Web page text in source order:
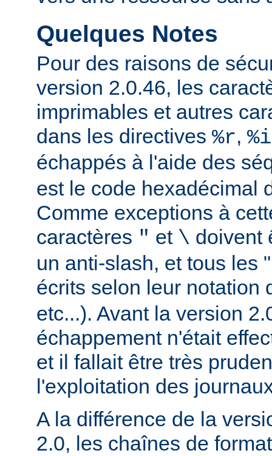
Quelques Notes
Pour des raisons de
version 2.0.46, les
imprimables et autres
dans les directives %r, %i
échappés à l'aide des
est le code hexadécimal
Comme exceptions à
caractères " et \ doivent
un anti-slash, et tous les
écrits selon leur notation
etc...). Avant la version
échappement n'était
et il fallait être très
l'exploitation des
A la différence de la
2.0, les chaînes de